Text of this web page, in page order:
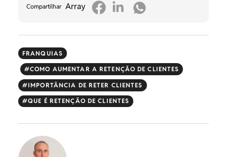
Compartilhar Array
FRANQUIAS
COMO AUMENTAR A RETENÇÃO DE CLIENTES
IMPORTÂNCIA DE RETER CLIENTES
QUE É RETENÇÃO DE CLIENTES